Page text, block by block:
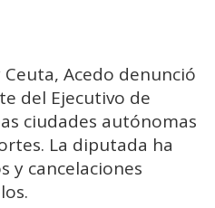
Acedo denunció
del Ejecutivo de
ciudades autónomas
La diputada ha
y cancelaciones